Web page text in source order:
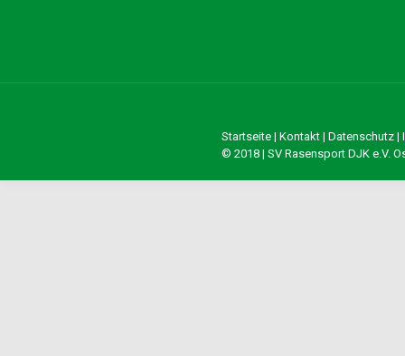
Startseite| Kontakt| Datenschutz|
© 2018 | SV Rasensport DJK e.V.